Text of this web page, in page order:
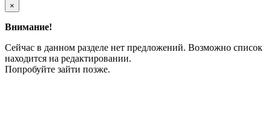
×
Внимание!
Сейчас в данном разделе нет предложений. Возможно список
находится на редактировании.
Попробуйте зайти позже.